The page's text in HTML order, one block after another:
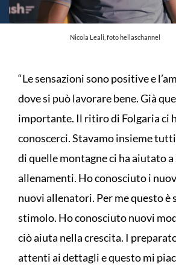
Nicola Leali, foto hellaschannel
“Le sensazioni sono positive e
dove si può lavorare bene. Già
importante. Il ritiro di Folgaria ci
conoscerci. Stavamo insieme
di quelle montagne ci ha aiutato
allenamenti. Ho conosciuto i
nuovi allenatori. Per me questo è
stimolo. Ho conosciuto nuovi
ciò aiuta nella crescita. I
attenti ai dettagli e questo mi